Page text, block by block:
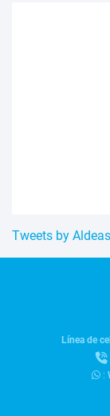
Tweets by
Línea de
: